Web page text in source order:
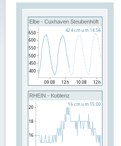
Elbe - Cuxhaven Steubenhöft
RHEIN - Koblenz